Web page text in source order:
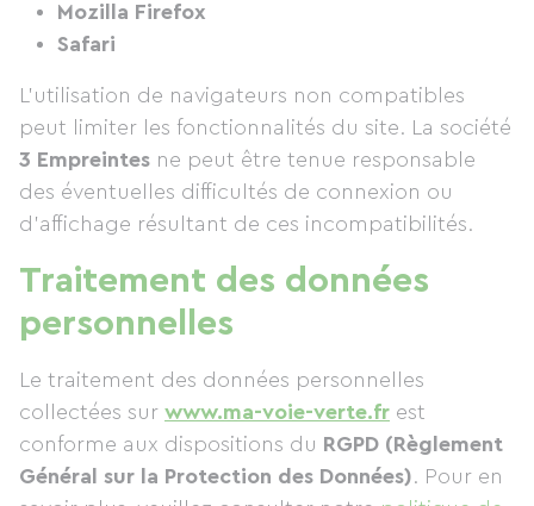
Mozilla Firefox
Safari
L’utilisation de navigateurs non compatibles
peut limiter les fonctionnalités du site. La société
3 Empreintes ne peut être tenue responsable
des éventuelles difficultés de connexion ou
d’affichage résultant de ces incompatibilités.
Traitement des données
personnelles
Le traitement des données personnelles
collectées sur www.ma-voie-verte.fr est
conforme aux dispositions du RGPD (Règlement
Général sur la Protection des Données). Pour en